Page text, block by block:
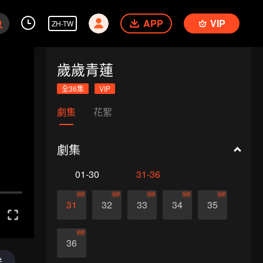
ZH-TW APP VIP
歲歲青蓮
全36集 VIP
劇集 花絮
劇集
01-30 31-36
31
VIP
32
VIP
33
VIP
34
VIP
35
VIP
36
VIP